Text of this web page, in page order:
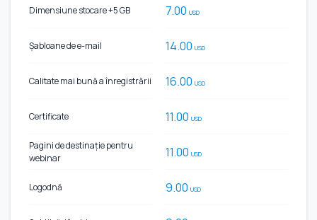
Dimensiune stocare +5 GB
Șabloane de e-mail
Calitate mai bună a înregistrării
Certificate
Pagini de destinație pentru
webinar
Logodnă
7.00 USD
14.00 USD
16.00 USD
11.00 USD
11.00 USD
9.00 USD